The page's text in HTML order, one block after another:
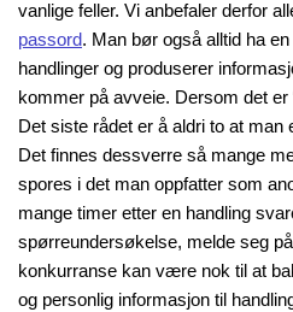
vanlige feller. Vi anbefaler derfor
passord. Man bør også alltid ha
handlinger og produserer
kommer på avveie. Dersom det
Det siste rådet er å aldri to at man
Det finnes dessverre så mange
spores i det man oppfatter som
mange timer etter en handling
spørreundersøkelse, melde seg
konkurranse kan være nok til at
og personlig informasjon til